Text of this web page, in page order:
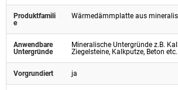
Produktfamili
e
Wärmedämmplatte aus
Anwendbare
Untergründe
Mineralische Untergründe z.B.
Ziegelsteine, Kalkputze, Beton
Vorgrundiert ja